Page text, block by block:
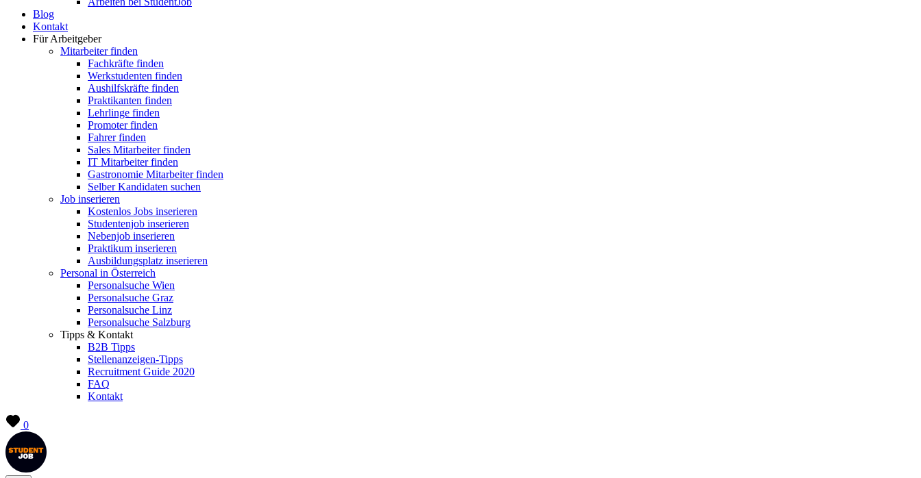
Blog
Kontakt
Für Arbeitgeber
Mitarbeiter finden
Fachkräfte finden
Werkstudenten finden
Aushilfskräfte finden
Praktikanten finden
Lehrlinge finden
Promoter finden
Fahrer finden
Sales Mitarbeiter finden
IT Mitarbeiter finden
Gastronomie Mitarbeiter finden
Selber Kandidaten suchen
Job inserieren
Kostenlos Jobs inserieren
Studentenjob inserieren
Nebenjob inserieren
Praktikum inserieren
Ausbildungsplatz inserieren
Personal in Österreich
Personalsuche Wien
Personalsuche Graz
Personalsuche Linz
Personalsuche Salzburg
Tipps & Kontakt
B2B Tipps
Stellenanzeigen-Tipps
Recruitment Guide 2020
FAQ
Kontakt
0